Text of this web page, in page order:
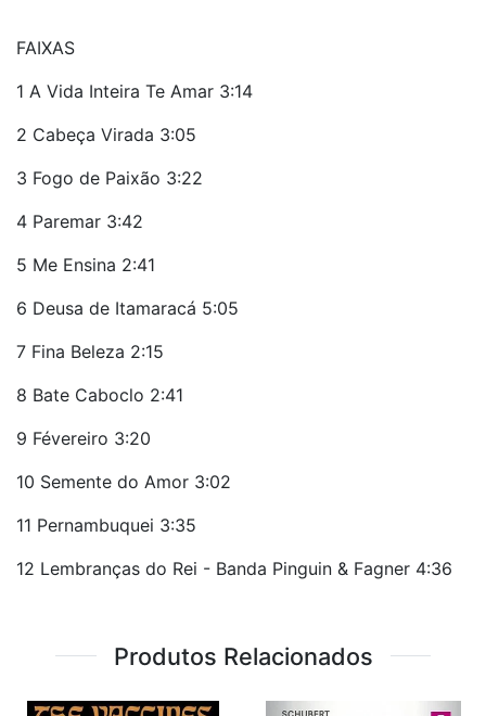
FAIXAS
1 A Vida Inteira Te Amar 3:14
2 Cabeça Virada 3:05
3 Fogo de Paixão 3:22
4 Paremar 3:42
5 Me Ensina 2:41
6 Deusa de Itamaracá 5:05
7 Fina Beleza 2:15
8 Bate Caboclo 2:41
9 Févereiro 3:20
10 Semente do Amor 3:02
11 Pernambuquei 3:35
12 Lembranças do Rei - Banda Pinguin & Fagner 4:36
Produtos Relacionados